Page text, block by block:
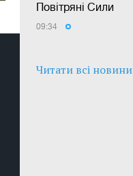
Повітряні Сили
09:34
Читати всі новини